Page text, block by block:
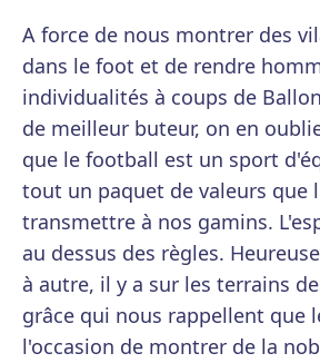
A force de nous montrer des
dans le foot et de rendre
individualités à coups de
de meilleur buteur, on en
que le football est un sport
tout un paquet de valeurs que
transmettre à nos gamins.
au dessus des règles.
à autre, il y a sur les terrains
grâce qui nous rappellent que
l'occasion de montrer de la